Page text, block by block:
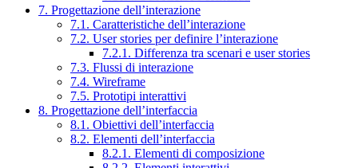
7. Progettazione dell’interazione
7.1. Caratteristiche dell’interazione
7.2. User stories per definire l’interazione
7.2.1. Differenza tra scenari e user stories
7.3. Flussi di interazione
7.4. Wireframe
7.5. Prototipi interattivi
8. Progettazione dell’interfaccia
8.1. Obiettivi dell’interfaccia
8.2. Elementi dell’interfaccia
8.2.1. Elementi di composizione